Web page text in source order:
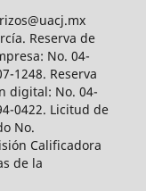
Reserva de
No. 04-
1248. Reserva
digital: No. 04-
0422. Licitud de
No.
Calificadora
de la